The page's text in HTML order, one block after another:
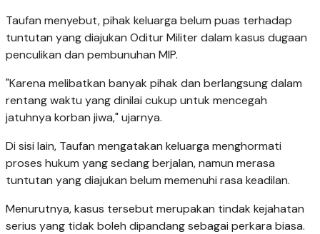
Taufan menyebut, pihak keluarga belum puas terhadap
tuntutan yang diajukan Oditur Militer dalam kasus dugaan
penculikan dan pembunuhan MIP.
"Karena melibatkan banyak pihak dan berlangsung dalam
rentang waktu yang dinilai cukup untuk mencegah
jatuhnya korban jiwa," ujarnya.
Di sisi lain, Taufan mengatakan keluarga menghormati
proses hukum yang sedang berjalan, namun merasa
tuntutan yang diajukan belum memenuhi rasa keadilan.
Menurutnya, kasus tersebut merupakan tindak kejahatan
serius yang tidak boleh dipandang sebagai perkara biasa.